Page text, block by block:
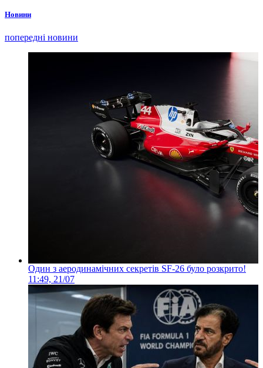
Новини
попередні новини
Один з аеродинамічних секретів SF-26 було розкрито!
11:49, 21/07